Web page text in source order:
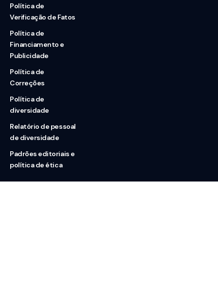
Política de
Verificação de Fatos
Política de
Financiamento e
Publicidade
Política de
Correções
Política de
diversidade
Relatório de pessoal
de diversidade
Padrões editoriais e
política de ética